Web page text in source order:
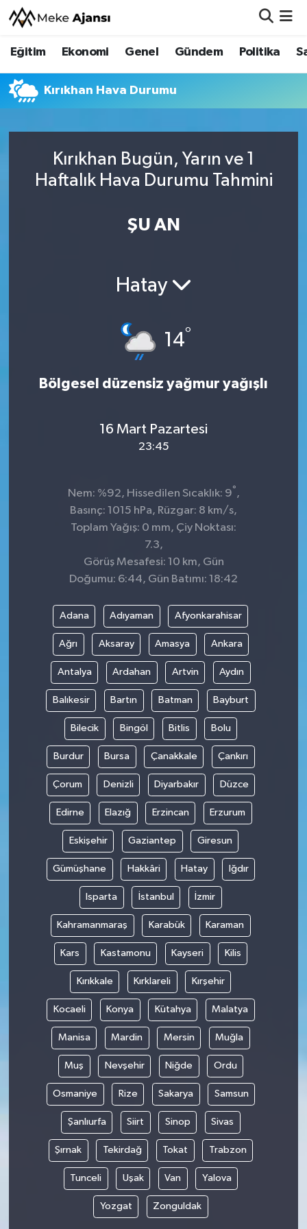
Eğitim Ekonomi Genel Gündem Politika
Kırıkhan Hava Durumu
Kırıkhan Bugün, Yarın ve 1
Haftalık Hava Durumu Tahmini
ŞU AN
Hatay
14°
Bölgesel düzensiz yağmur yağışlı
16 Mart Pazartesi
23:45
Nem: %92, Hissedilen Sıcaklık: 9° ,
Basınç: 1015 hPa, Rüzgar: 8 km/s,
Toplam Yağış: 0 mm, Çiy Noktası:
7.3,
Görüş Mesafesi: 10 km, Gün
Doğumu: 6:44, Gün Batımı: 18:42
Adana Adıyaman Afyonkarahisar
Ağrı Aksaray Amasya Ankara
Antalya Ardahan Artvin Aydın
Balıkesir Bartın Batman Bayburt
Bilecik Bingöl Bitlis Bolu
Burdur Bursa Çanakkale Çankırı
Çorum Denizli Diyarbakır Düzce
Edirne Elazığ Erzincan Erzurum
Eskişehir Gaziantep Giresun
Gümüşhane Hakkâri Hatay Iğdır
Isparta İstanbul İzmir
Kahramanmaraş Karabük Karaman
Kars Kastamonu Kayseri Kilis
Kırıkkale Kırklareli Kırşehir
Kocaeli Konya Kütahya Malatya
Manisa Mardin Mersin Muğla
Muş Nevşehir Niğde Ordu
Osmaniye Rize Sakarya Samsun
Şanlıurfa Siirt Sinop Sivas
Şırnak Tekirdağ Tokat Trabzon
Tunceli Uşak Van Yalova
Yozgat Zonguldak
Eğitim
Ekonomi
Gündem
Nöbetçi Eczaneler
Hava Durumu
Trafik Durumu